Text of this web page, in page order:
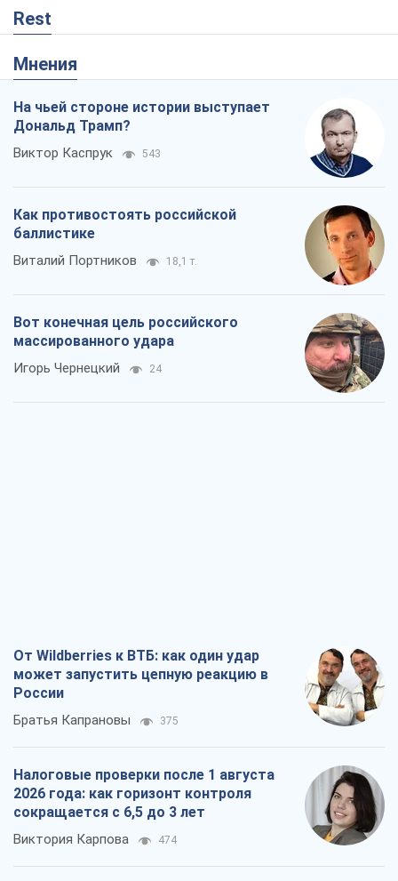
Rest
Мнения
На чьей стороне истории выступает
Дональд Трамп?
Виктор Каспрук 543
Как противостоять российской
баллистике
Виталий Портников 18,1 т.
Вот конечная цель российского
массированного удара
Игорь Чернецкий 24
От Wildberries к ВТБ: как один удар
может запустить цепную реакцию в
России
Братья Капрановы 375
Налоговые проверки после 1 августа
2026 года: как горизонт контроля
сокращается с 6,5 до 3 лет
Виктория Карпова 474